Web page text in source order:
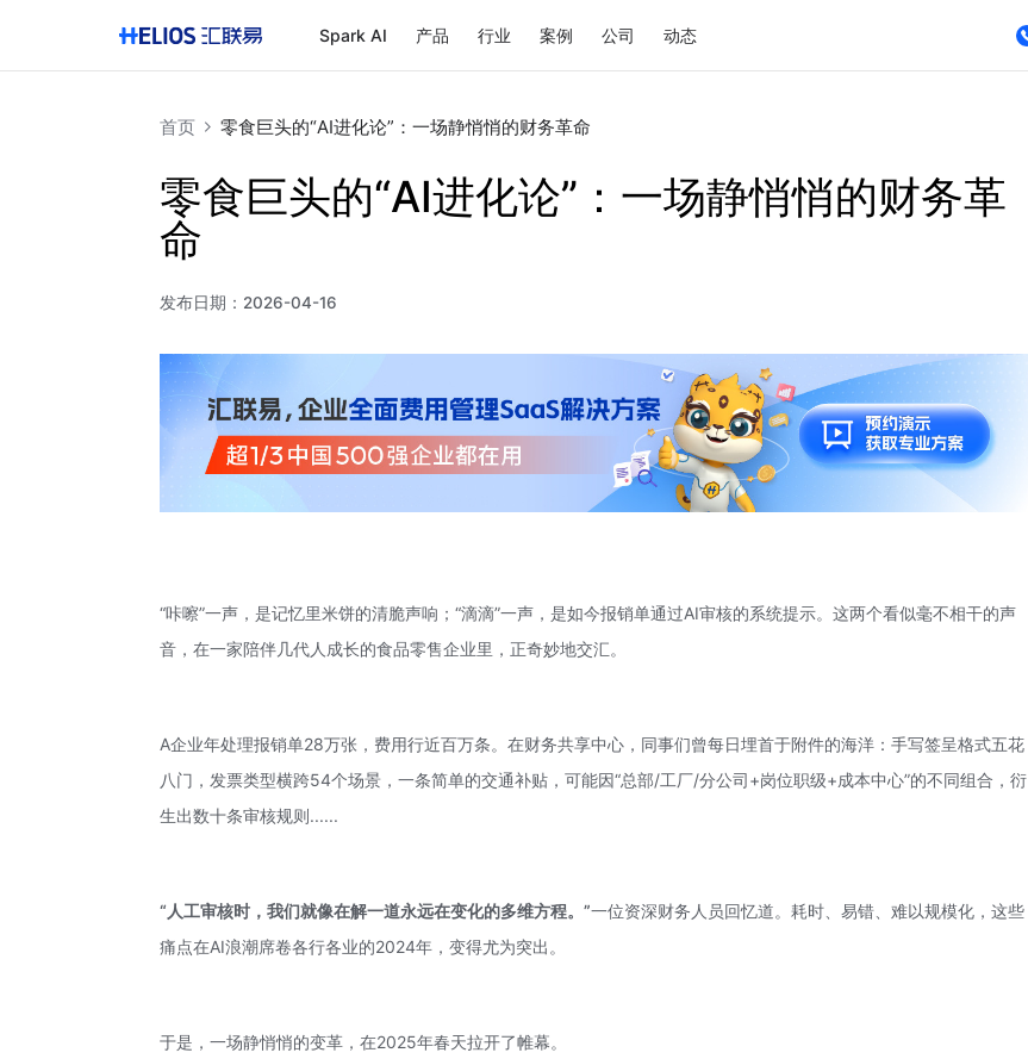
Spark AI 产品 行业 案例 公司 动态
首页 零食巨头的“AI进化论”：一场静悄悄的财务革命
零食巨头的“AI进化论”：一场静悄悄的财务革
命
发布日期： 2026-04-16
“咔嚓”一声，是记忆里米饼的清脆声响；“滴滴”一声，是如今报销单通过AI审核的系统提示。这两个看似毫不相干的声
音，在一家陪伴几代人成长的食品零售企业里，正奇妙地交汇。
A企业年处理报销单28万张，费用行近百万条。在财务共享中心，同事们曾每日埋首于附件的海洋：手写签呈格式五花
八门，发票类型横跨54个场景，一条简单的交通补贴，可能因“总部/工厂/分公司+岗位职级+成本中心”的不同组合，衍
生出数十条审核规则......
“人工审核时，我们就像在解一道永远在变化的多维方程。”一位资深财务人员回忆道。耗时、易错、难以规模化，这些
痛点在AI浪潮席卷各行各业的2024年，变得尤为突出。
于是，一场静悄悄的变革，在2025年春天拉开了帷幕。